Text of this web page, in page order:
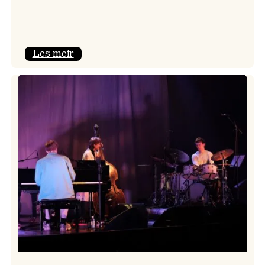
Les meir: